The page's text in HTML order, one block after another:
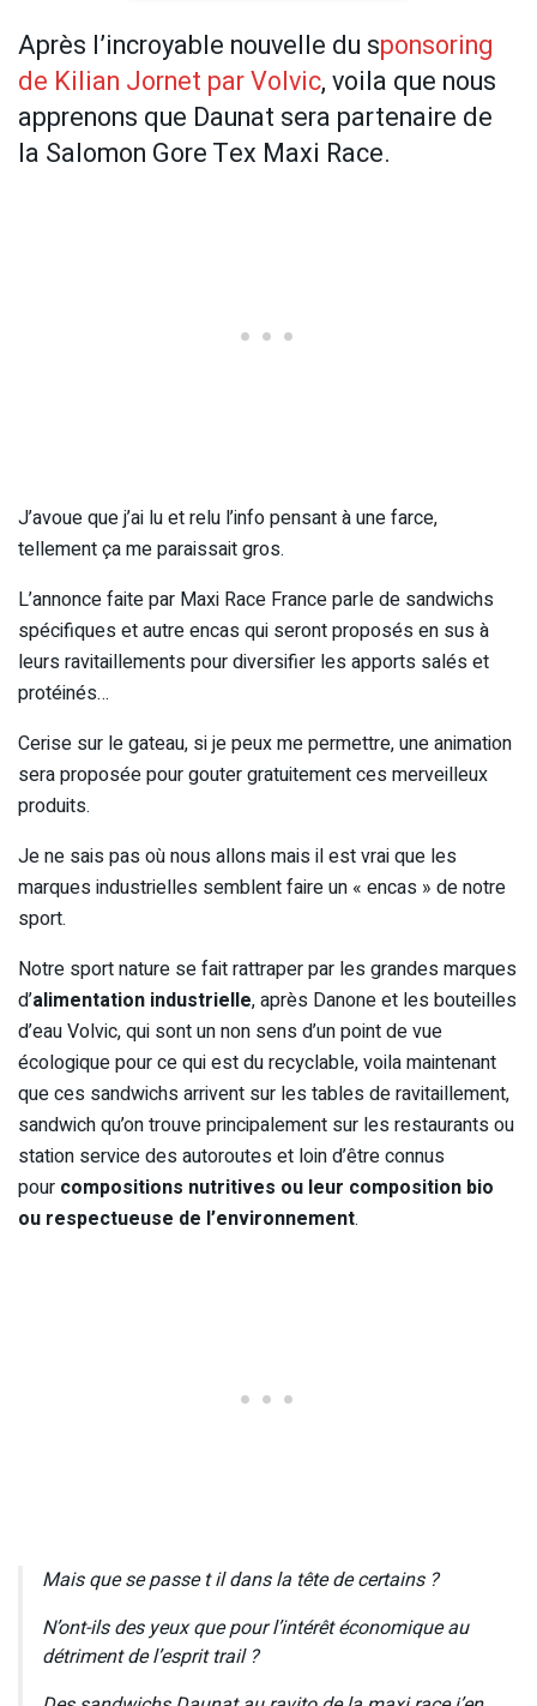
Après l’incroyable nouvelle du sponsoring
de Kilian Jornet par Volvic, voila que nous
apprenons que Daunat sera partenaire de
la Salomon Gore Tex Maxi Race.
J’avoue que j’ai lu et relu l’info pensant à une farce,
tellement ça me paraissait gros.
L’annonce faite par Maxi Race France parle de sandwichs
spécifiques et autre encas qui seront proposés en sus à
leurs ravitaillements pour diversifier les apports salés et
protéinés…
Cerise sur le gateau, si je peux me permettre, une animation
sera proposée pour gouter gratuitement ces merveilleux
produits.
Je ne sais pas où nous allons mais il est vrai que les
marques industrielles semblent faire un « encas » de notre
sport.
Notre sport nature se fait rattraper par les grandes marques
d’alimentation industrielle, après Danone et les bouteilles
d’eau Volvic, qui sont un non sens d’un point de vue
écologique pour ce qui est du recyclable, voila maintenant
que ces sandwichs arrivent sur les tables de ravitaillement,
sandwich qu’on trouve principalement sur les restaurants ou
station service des autoroutes et loin d’être connus
pour compositions nutritives ou leur composition bio
ou respectueuse de l’environnement.
Mais que se passe t il dans la tête de certains ?
N’ont-ils des yeux que pour l’intérêt économique au
détriment de l’esprit trail ?